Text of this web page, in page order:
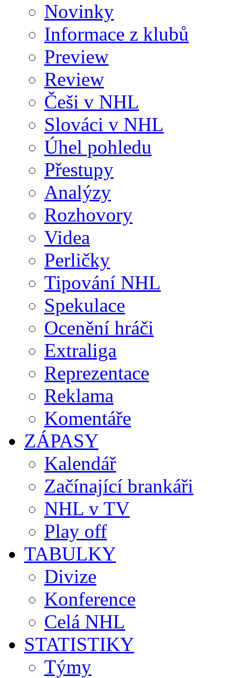
Novinky
Informace z klubů
Preview
Review
Češi v NHL
Slováci v NHL
Úhel pohledu
Přestupy
Analýzy
Rozhovory
Videa
Perličky
Tipování NHL
Spekulace
Ocenění hráči
Extraliga
Reprezentace
Reklama
Komentáře
ZÁPASY
Kalendář
Začínající brankáři
NHL v TV
Play off
TABULKY
Divize
Konference
Celá NHL
STATISTIKY
Týmy